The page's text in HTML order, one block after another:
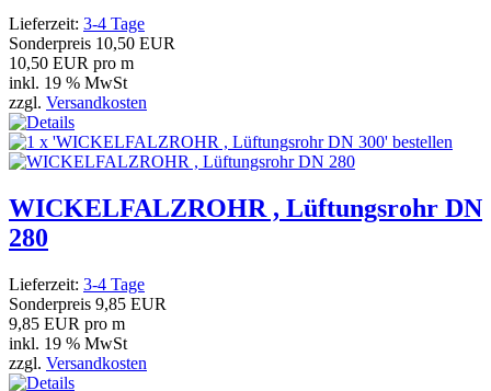
Lieferzeit: 3-4 Tage
Sonderpreis 10,50 EUR
10,50 EUR pro m
inkl. 19 % MwSt
zzgl. Versandkosten
WICKELFALZROHR , Lüftungsrohr DN
280
Lieferzeit: 3-4 Tage
Sonderpreis 9,85 EUR
9,85 EUR pro m
inkl. 19 % MwSt
zzgl. Versandkosten